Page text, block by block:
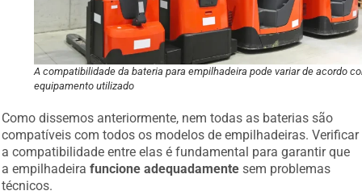
A compatibilidade da bateria para empilhadeira pode variar de acordo
equipamento utilizado
Como dissemos anteriormente, nem todas as baterias são
compatíveis com todos os modelos de empilhadeiras. Verificar
a compatibilidade entre elas é fundamental para garantir que
a empilhadeirafuncione adequadamente sem problemas
técnicos.